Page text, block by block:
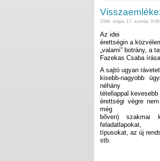
2006. május 17. szerda, 0:00
Az idei
érettségin a
„valami” botrány, a
Fazekas Csaba írása.
A sajtó ugyan
kisebb-nagyobb
néhány
tétellappal
érettségi végre
még
bőven) szakmai
feladatlapokat,
típusokat, az új
stb.